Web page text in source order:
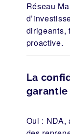
Réseau
dirigeants,
proactive.
La
garantie
Oui : NDA,